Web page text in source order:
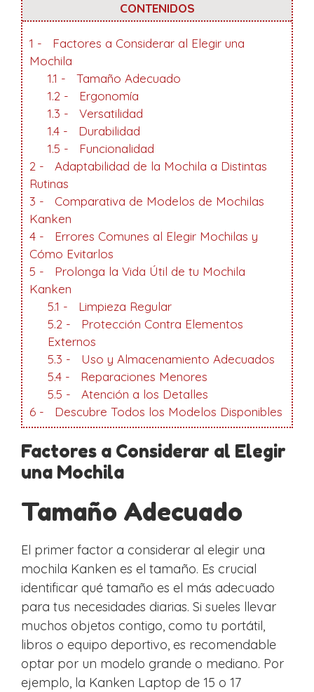
CONTENIDOS
1
Factores a Considerar al Elegir una
Mochila
1.1
Tamaño Adecuado
1.2
Ergonomía
1.3
Versatilidad
1.4
Durabilidad
1.5
Funcionalidad
2
Adaptabilidad de la Mochila a Distintas
Rutinas
3
Comparativa de Modelos de Mochilas
Kanken
4
Errores Comunes al Elegir Mochilas y
Cómo Evitarlos
5
Prolonga la Vida Útil de tu Mochila
Kanken
5.1
Limpieza Regular
5.2
Protección Contra Elementos
Externos
5.3
Uso y Almacenamiento Adecuados
5.4
Reparaciones Menores
5.5
Atención a los Detalles
6
Descubre Todos los Modelos Disponibles
Factores a Considerar al Elegir
una Mochila
Tamaño Adecuado
El primer factor a considerar al elegir una
mochila Kanken es el tamaño. Es crucial
identificar qué tamaño es el más adecuado
para tus necesidades diarias. Si sueles llevar
muchos objetos contigo, como tu portátil,
libros o equipo deportivo, es recomendable
optar por un modelo grande o mediano. Por
ejemplo, la Kanken Laptop de 15 o 17